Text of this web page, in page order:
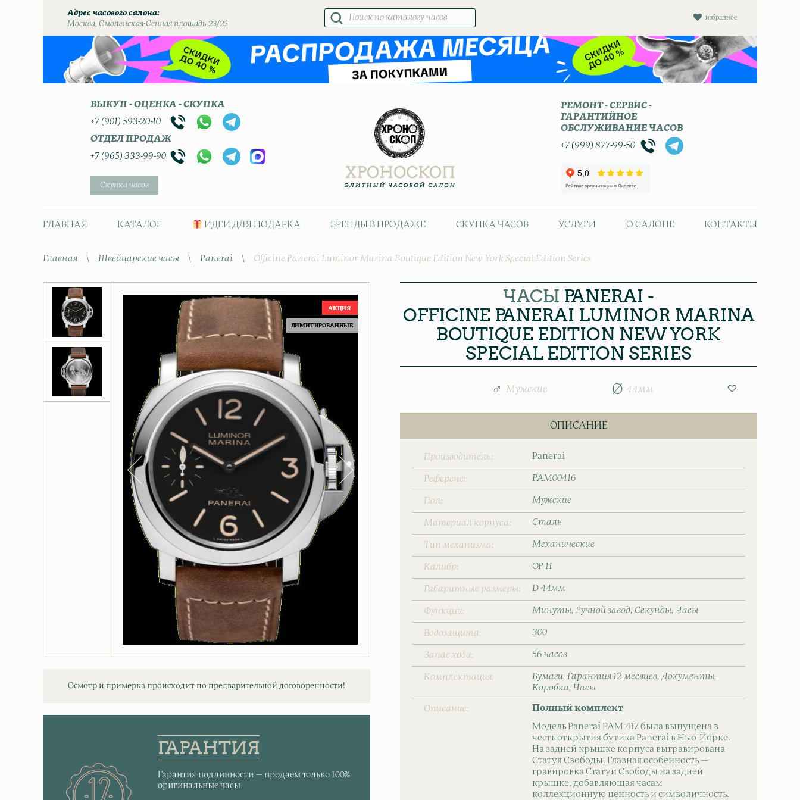
Адрес часового салона
Москва, Смоленская-Сенная площадь 23/25
избранное
Поиск
товаров
ВЫКУП - ОЦЕНКА - СКУПКА
+7 (901) 593-20-10
ОТДЕЛ ПРОДАЖ
+7 (965) 333-99-90
Скупка часов
РЕМОНТ - СЕРВИС -
ГАРАНТИЙНОЕ
ОБСЛУЖИВАНИЕ ЧАСОВ
+7 (999) 877-99-50
ГЛАВНАЯ КАТАЛОГ ИДЕИ ДЛЯ ПОДАРКА БРЕНДЫ В ПРОДАЖЕ СКУПКА ЧАСОВ УСЛУГИ О САЛОНЕ КОНТАКТЫ
Главная \ Швейцарские часы \ Panerai \ Officine Panerai Luminor Marina Boutique Edition New York Special Edition Series
ЛИМИТИРОВАННЫЕ
Осмотр и примерка происходит по предварительной договоренности!
ГАРАНТИЯ
Гарантия подлинности — продаем только 100%
оригинальные часы.
ЧАСЫ PANERAI -
OFFICINE PANERAI LUMINOR MARINA
BOUTIQUE EDITION NEW YORK
SPECIAL EDITION SERIES
Мужские 44мм
ОПИСАНИЕ
Производитель Panerai
Референс PAM00416
Пол Мужские
Материал корпуса Сталь
Тип механизма Механические
Калибр OP II
Габаритные размеры D 44мм
Функции Минуты Ручной завод Секунды Часы
Водозащита 300
Запас хода 56 часов
Комплектация Бумаги Гарантия 12 месяцев Документы
Коробка
Часы
Описание Полный комплект
Модель Panerai PAM 417 была выпущена в
честь открытия бутика Panerai в Нью-Йорке.
На задней крышке корпуса выгравирована
Статуя Свободы. Главная особенность —
гравировка Статуи Свободы на задней
крышке, добавляющая часам
коллекционную ценность и символичность.